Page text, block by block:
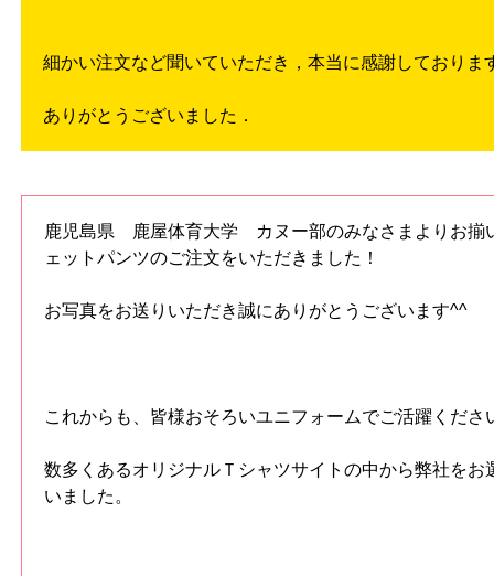
細かい注文など聞いていただき，本当に感謝しておりま
ありがとうございました．
鹿児島県 鹿屋体育大学 カヌー部のみなさまよりお揃
ェットパンツのご注文をいただきました！
お写真をお送りいただき誠にありがとうございます^^
これからも、皆様おそろいユニフォームでご活躍くだ
数多くあるオリジナルＴシャツサイトの中から弊社をお
いました。